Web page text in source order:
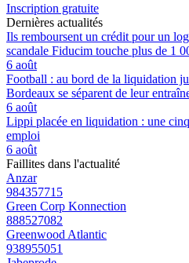
Inscription gratuite
Dernières actualités
Ils remboursent un crédit pour un
scandale Fiducim touche plus de 1
6 août
Football : au bord de la liquidation
Bordeaux se séparent de leur
6 août
Lippi placée en liquidation : une
emploi
6 août
Faillites dans l'actualité
Anzar
984357715
Green Corp Konnection
888527082
Greenwood Atlantic
938955051